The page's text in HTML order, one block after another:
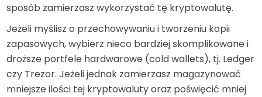
sposób zamierzasz wykorzystać tę kryptowalutę.
Jeżeli myślisz o przechowywaniu i tworzeniu kopii
zapasowych, wybierz nieco bardziej skomplikowane i
droższe portfele hardwarowe (cold wallets), tj. Ledger
czy Trezor. Jeżeli jednak zamierzasz magazynować
mniejsze ilości tej kryptowaluty oraz poświęcić mniej